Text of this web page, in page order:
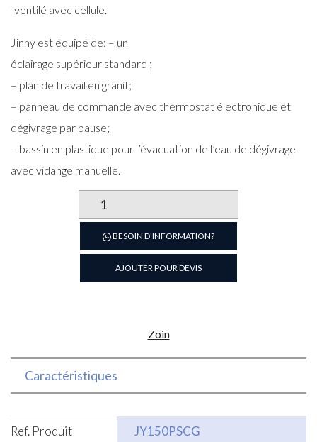
-ventilé avec cellule.
Jinny est équipé de: – un
éclairage supérieur standard ;
– plan de travail en granit;
– panneau de commande avec thermostat électronique et
dégivrage par pause;
– bassin en plastique pour l’évacuation de l’eau de dégivrage
avec vidange manuelle.
de
Vitrine
frigorifique
spécial
boucherie
BESOIN D'INFORMATION?
AJOUTER POUR DEVIS
Zoin
Caractéristiques
Ref. Produit
JY150PSCG